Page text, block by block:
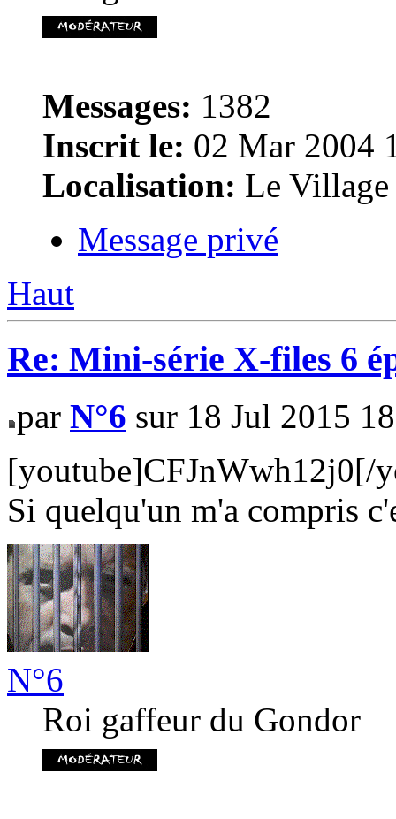
Messages: 1382
Inscrit le: 02 Mar 2004
Localisation: Le Village
Message privé
Haut
Re: Mini-série X-files 6
par N°6 sur 18 Jul 2015
[youtube]CFJnWwh12j0[/
Si quelqu'un m'a compris
N°6
Roi gaffeur du Gondor